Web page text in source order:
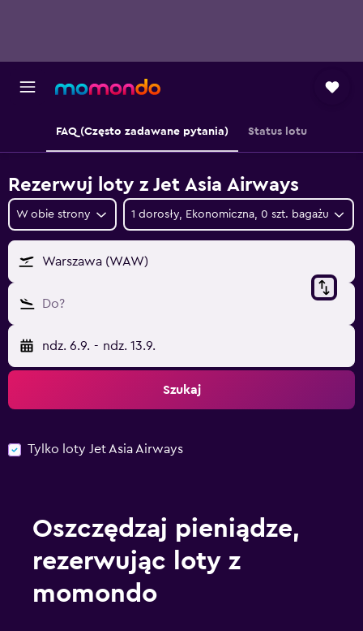
FAQ (Często zadawane pytania) Status lotu
Rezerwuj loty z Jet Asia Airways
W obie strony 1 dorosły, Ekonomiczna, 0 szt. bagażu
Warszawa (WAW)
Do?
ndz. 6.9. - ndz. 13.9.
Szukaj
Tylko loty Jet Asia Airways
Oszczędzaj pieniądze,
rezerwując loty z
momondo